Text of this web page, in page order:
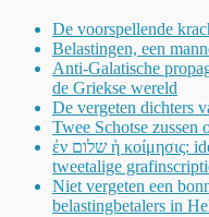
De voorspellende
Belastingen, een
Anti-Galatische
de Griekse wereld
De vergeten dichters
Twee Schotse zussen
ἐν שלום ἡ κοίμησις: identiteitsbeleving op basis van Griekse
tweetalige
Niet vergeten een
belastingbetalers in